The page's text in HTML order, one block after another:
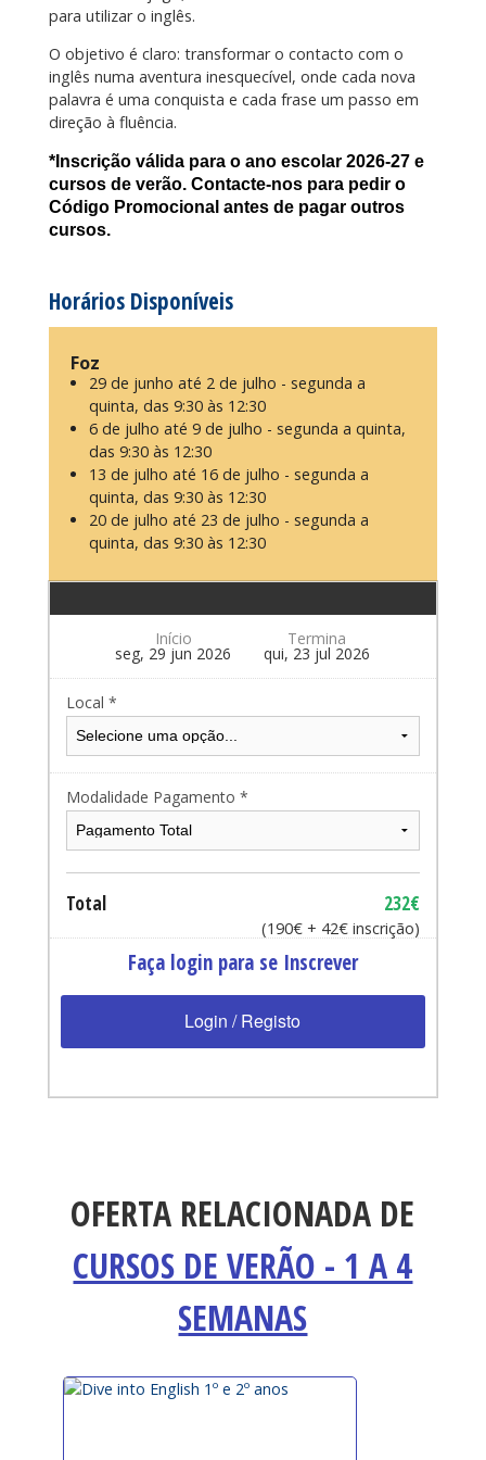
para utilizar o inglês.
O objetivo é claro: transformar o contacto com o
inglês numa aventura inesquecível, onde cada nova
palavra é uma conquista e cada frase um passo em
direção à fluência.
*Inscrição válida para o ano escolar 2026-27 e
cursos de verão. Contacte-nos para pedir o
Código Promocional antes de pagar outros
cursos.
Horários Disponíveis
Foz
29 de junho até 2 de julho - segunda a
quinta, das 9:30 às 12:30
6 de julho até 9 de julho - segunda a quinta,
das 9:30 às 12:30
13 de julho até 16 de julho - segunda a
quinta, das 9:30 às 12:30
20 de julho até 23 de julho - segunda a
quinta, das 9:30 às 12:30
Início
seg, 29 jun 2026
Termina
qui, 23 jul 2026
Local *
Modalidade Pagamento *
Total 232€
(190€ + 42€ inscrição)
Faça login para se Inscrever
Login / Registo
OFERTA RELACIONADA DE
CURSOS DE VERÃO - 1 A 4
SEMANAS